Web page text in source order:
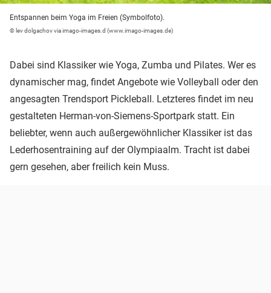
Entspannen beim Yoga im Freien (Symbolfoto).
© lev dolgachov via imago-images.d (www.imago-images.de)
Dabei sind Klassiker wie Yoga, Zumba und Pilates. Wer es
dynamischer mag, findet Angebote wie Volleyball oder den
angesagten Trendsport Pickleball. Letzteres findet im neu
gestalteten Herman-von-Siemens-Sportpark statt. Ein
beliebter, wenn auch außergewöhnlicher Klassiker ist das
Lederhosentraining auf der Olympiaalm. Tracht ist dabei
gern gesehen, aber freilich kein Muss.